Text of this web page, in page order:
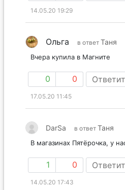
14.05.20 19:29
Ольга в ответ Таня
Вчера купила в Магните
0 0
17.05.20 11:45
DarSa в ответ Таня
В магазинах Пятёрочка, у
1 0
14.05.20 17:43